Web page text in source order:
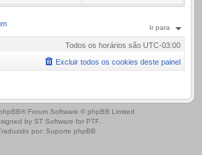
Ir para
Todos os horários são UTC-03:00
Excluir todos os cookies deste painel
® Forum Software © phpBB Limited
by ST Software for PTF
por: Suporte phpBB